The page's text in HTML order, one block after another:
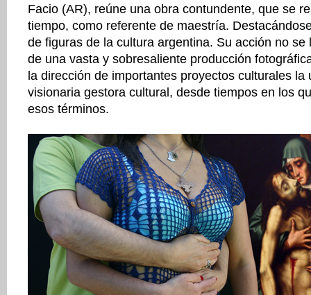
Facio (AR), reúne una obra contundente, que se
tiempo, como referente de maestría.
de figuras de la cultura argentina. Su acción no se
de una vasta y sobresaliente producción
la dirección de importantes proyectos culturales la
visionaria gestora cultural, desde tiempos en los
esos términos.